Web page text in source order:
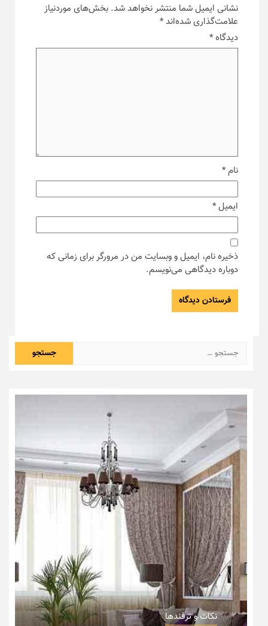
نشانی ایمیل شما منتشر نخواهد شد. بخش‌های موردنیاز
علامت‌گذاری شده‌اند*
دیدگاه*
نام*
ایمیل*
ذخیره نام، ایمیل و وبسایت من در مرورگر برای زمانی که
دوباره دیدگاهی می‌نویسم.
جستجو
برای:
نکات و ترفندها